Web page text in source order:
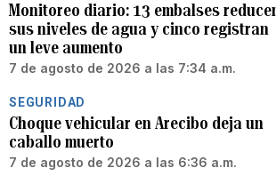
Monitoreo diario: 13 embalses
sus niveles de agua y cinco registran
un leve aumento
7 de agosto de 2026 a las 7:34 a.m.
SEGURIDAD
Choque vehicular en Arecibo deja un
caballo muerto
7 de agosto de 2026 a las 6:36 a.m.